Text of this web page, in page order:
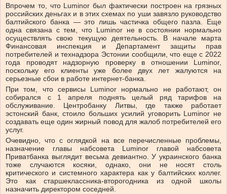
Впрочем то, что Luminor был фактически построен на грязных
российских деньгах и в этих схемах по уши завязло руководство
балтийского банка — это лишь частичка общего пазла. Еще
одна связана с тем, что Luminor не в состоянии нормально
осуществлять свою текущую деятельность. В начале марта
Финансовая инспекция и Департамент защиты прав
потребителей и технадзора Эстонии сообщили, что еще с 2022
года проводят надзорную проверку в отношении Luminor,
поскольку его клиенты уже более двух лет жалуются на
серьезные сбои в работе интернет-банка.
При том, что сервисы Luminor нормально не работают, он
собирался с 1 апреля поднять целый ряд тарифов на
обслуживание. Центробанку Литвы, где также работает
эстонский банк, стоило больших усилий уговорить Luminor не
создавать еще один жирный повод для жалоб потребителей его
услуг.
Очевидно, что с оглядкой на все перечисленные проблемы,
назначение главы набсовета Luminor главой набсовета
Приватбанка выглядит весьма девиантно. У украинского банка
тоже случаются косяки, однако, они не носят столь
критического и системного характера как у балтийских коллег.
Это как старшеклассника-второгодника из одной школы
назначить директором соседней.